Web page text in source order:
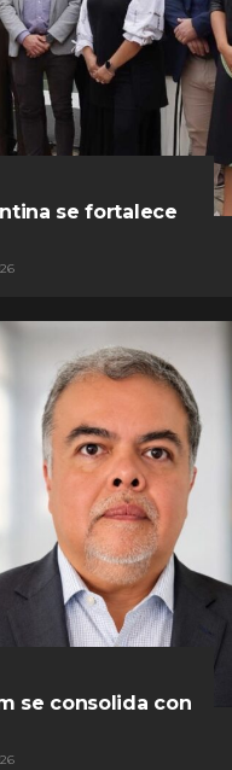
se fortalece
se consolida con